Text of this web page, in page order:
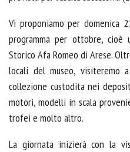
Vi proponiamo per domenica
programma per ottobre, cioè
Storico Afa Romeo di Arese.
locali del museo, visiteremo
collezione custodita nei
motori, modelli in scala
trofei e molto altro.
La giornata inizierà con la